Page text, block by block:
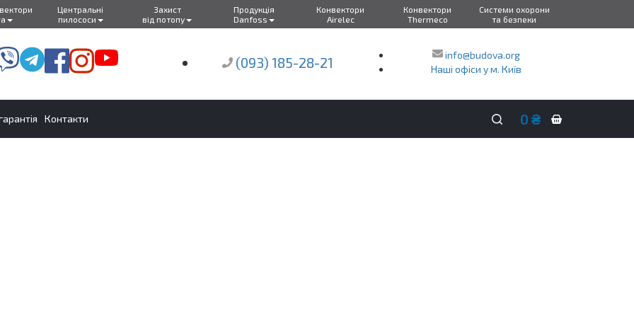
(093) 185-28-21
info@budova.org
Наші офіси у м. Київ
Контакти
Кошик
покупок
0₴
Центральні
пилососи
Захист
від потопу
Продукція
Danfoss
Конвектори
Airelec
Конвектори
Thermeco
Системи охорони
та безпеки